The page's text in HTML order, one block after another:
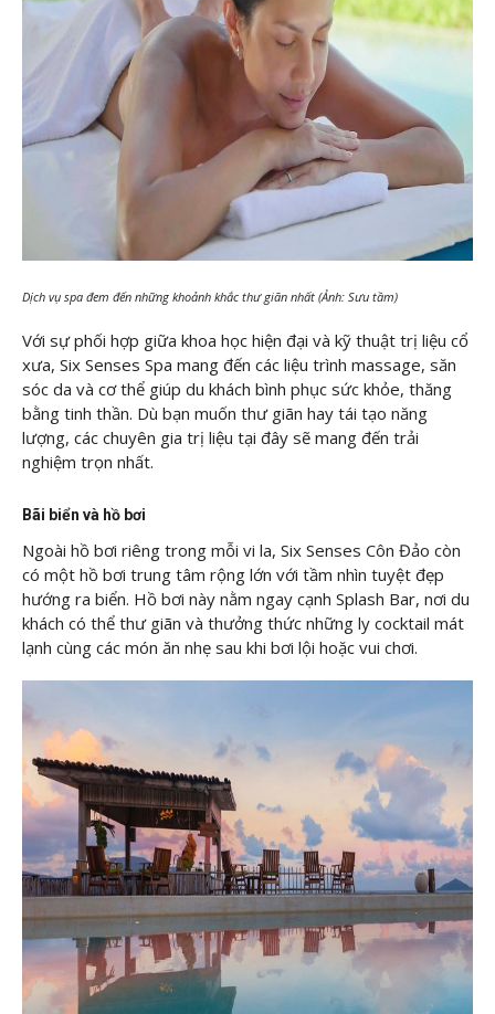
Dịch vụ spa đem đến những khoảnh khắc thư giãn nhất (Ảnh: Sưu tầm)
Với sự phối hợp giữa khoa học hiện đại và kỹ thuật trị liệu cổ
xưa, Six Senses Spa mang đến các liệu trình massage, săn
sóc da và cơ thể giúp du khách bình phục sức khỏe, thăng
bằng tinh thần. Dù bạn muốn thư giãn hay tái tạo năng
lượng, các chuyên gia trị liệu tại đây sẽ mang đến trải
nghiệm trọn nhất.
Bãi biển và hồ bơi
Ngoài hồ bơi riêng trong mỗi vi la, Six Senses Côn Đảo còn
có một hồ bơi trung tâm rộng lớn với tầm nhìn tuyệt đẹp
hướng ra biển. Hồ bơi này nằm ngay cạnh Splash Bar, nơi du
khách có thể thư giãn và thưởng thức những ly cocktail mát
lạnh cùng các món ăn nhẹ sau khi bơi lội hoặc vui chơi.